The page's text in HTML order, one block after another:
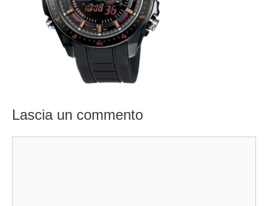
Lascia un commento